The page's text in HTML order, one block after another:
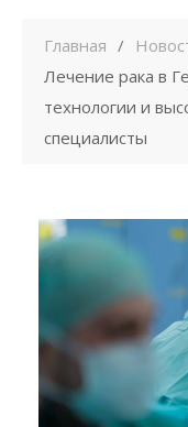
Главная
Лечение рака в
технологии и
специалисты